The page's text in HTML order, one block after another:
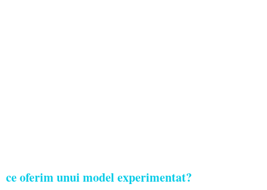
ce oferim unui model experimentat?